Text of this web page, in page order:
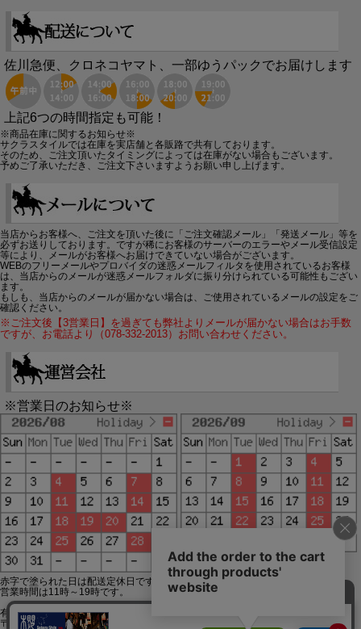
佐川急便、クロネコヤマト、一部ゆうパックでお届けします
上記6つの時間指定も可能！
※商品在庫に関するお知らせ※
サクラスタイルでは在庫を実店舗と各販路で共有しております。
そのため、ご注文頂いたタイミングによっては在庫がない場合もございます。
予めご了承いただき、ご注文下さいますようお願い申し上げます。
当店からお客様へ、ご注文を頂いた後に「ご注文確認メール」「発送メール」等を
必ずお送りしております。ですが稀にお客様のサーバーのエラーやメール受信設定
等により、メールがお客様へお届けできていない場合がございます。
WEBのフリーメールやプロバイダの迷惑メールフィルタを使用されているお客様
は、当店からのメールが迷惑メールフォルダに振り分けられている可能性もござい
ます。
もしも、当店からのメールが届かない場合は、ご使用されているメールの設定をご
確認ください。
※ご注文後【3営業日】を過ぎても弊社よりメールが届かない場合はお手数
ですが、お電話より（078-332-2013）お問い合わせください。
※営業日のお知らせ※
赤字で塗られた日は配送定休日です。
営業時間は11時～19時です。
有限会社ジップジップ SakuraStyle通販事業部
〒650-0021 神戸市中央区三宮町3-9-19イトウビル1,4F